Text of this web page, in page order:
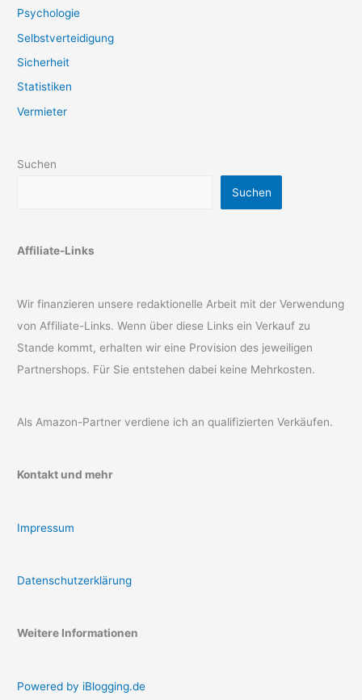
Psychologie
Selbstverteidigung
Sicherheit
Statistiken
Vermieter
Suchen
Suchen
Affiliate-Links
Wir finanzieren unsere redaktionelle Arbeit mit der Verwendung
von Affiliate-Links. Wenn über diese Links ein Verkauf zu
Stande kommt, erhalten wir eine Provision des jeweiligen
Partnershops. Für Sie entstehen dabei keine Mehrkosten.
Als Amazon-Partner verdiene ich an qualifizierten Verkäufen.
Kontakt und mehr
Impressum
Datenschutzerklärung
Weitere Informationen
Powered by iBlogging.de